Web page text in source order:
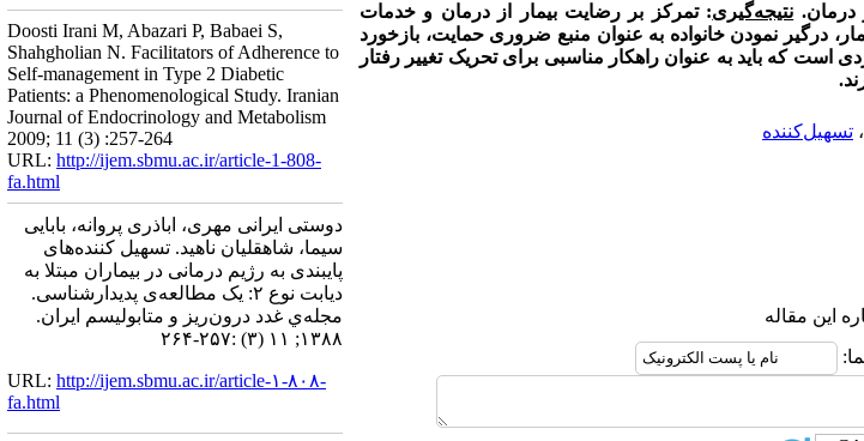
درمان. نتیجه‌گیری: تمرکز بر رضایت بیمار از درمان و خدمات
درگیر نمودن خانواده به عنوان منبع ضروری حمایت، بازخورد
است که باید به عنوان راهکار مناسبی برای تحریک تغییر رفتار
، تسهیل‌کننده
این مقاله
Doosti Irani M, Abazari P, Babaei S,
Shahgholian N. Facilitators of Adherence to
Self-management in Type 2 Diabetic
Patients: a Phenomenological Study. Iranian
Journal of Endocrinology and Metabolism
2009; 11 (3) :257-264
URL: http://ijem.sbmu.ac.ir/article-1-808-
fa.html
دوستی ایرانی مهری، اباذری پروانه، بابایی
سیما، شاهقلیان ناهید. تسهیل کننده‌‌های
پایبندی به رژیم درمانی در بیماران مبتلا به
دیابت نوع ۲: یک مطالعه‌ی پدیدارشناسی.
مجله‌ي غدد درون‌ريز و متابوليسم ايران.
۱۳۸۸; ۱۱ (۳) :۲۵۷-۲۶۴
URL: http://ijem.sbmu.ac.ir/article-۱-۸۰۸-
fa.html